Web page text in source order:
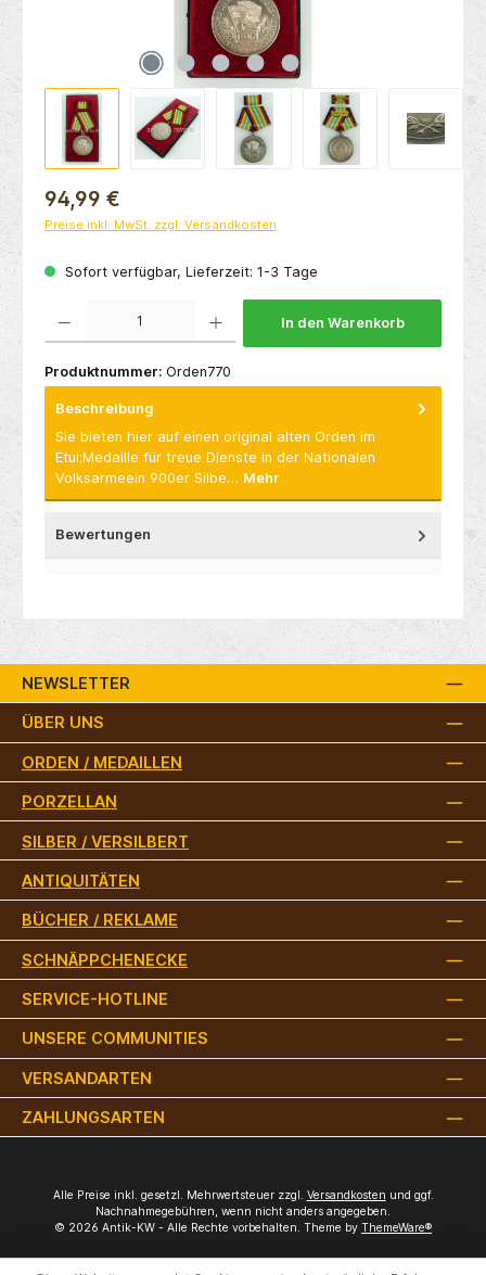
94,99 €
Preise inkl. MwSt. zzgl. Versandkosten
Sofort verfügbar, Lieferzeit: 1-3 Tage
In den Warenkorb
Produktnummer: Orden770
Beschreibung
Sie bieten hier auf einen original alten Orden im
Etui:Medaille für treue Dienste in der Nationalen
Volksarmeein 900er Silbe… Mehr
Bewertungen
NEWSLETTER
ÜBER UNS
ORDEN / MEDAILLEN
PORZELLAN
SILBER / VERSILBERT
ANTIQUITÄTEN
BÜCHER / REKLAME
SCHNÄPPCHENECKE
SERVICE-HOTLINE
UNSERE COMMUNITIES
VERSANDARTEN
ZAHLUNGSARTEN
Alle Preise inkl. gesetzl. Mehrwertsteuer zzgl. Versandkosten und ggf.
Nachnahmegebühren, wenn nicht anders angegeben.
© 2026 Antik-KW - Alle Rechte vorbehalten. Theme by ThemeWare®